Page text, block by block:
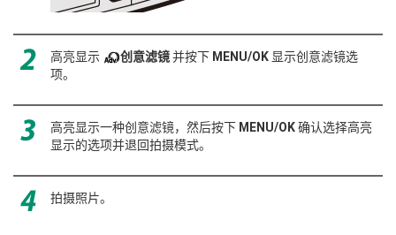
高亮显示 创意滤镜并按下 MENU/OK 显示创意滤镜选
项。
高亮显示一种创意滤镜，然后按下 MENU/OK确认选择高亮
显示的选项并退回拍摄模式。
拍摄照片。